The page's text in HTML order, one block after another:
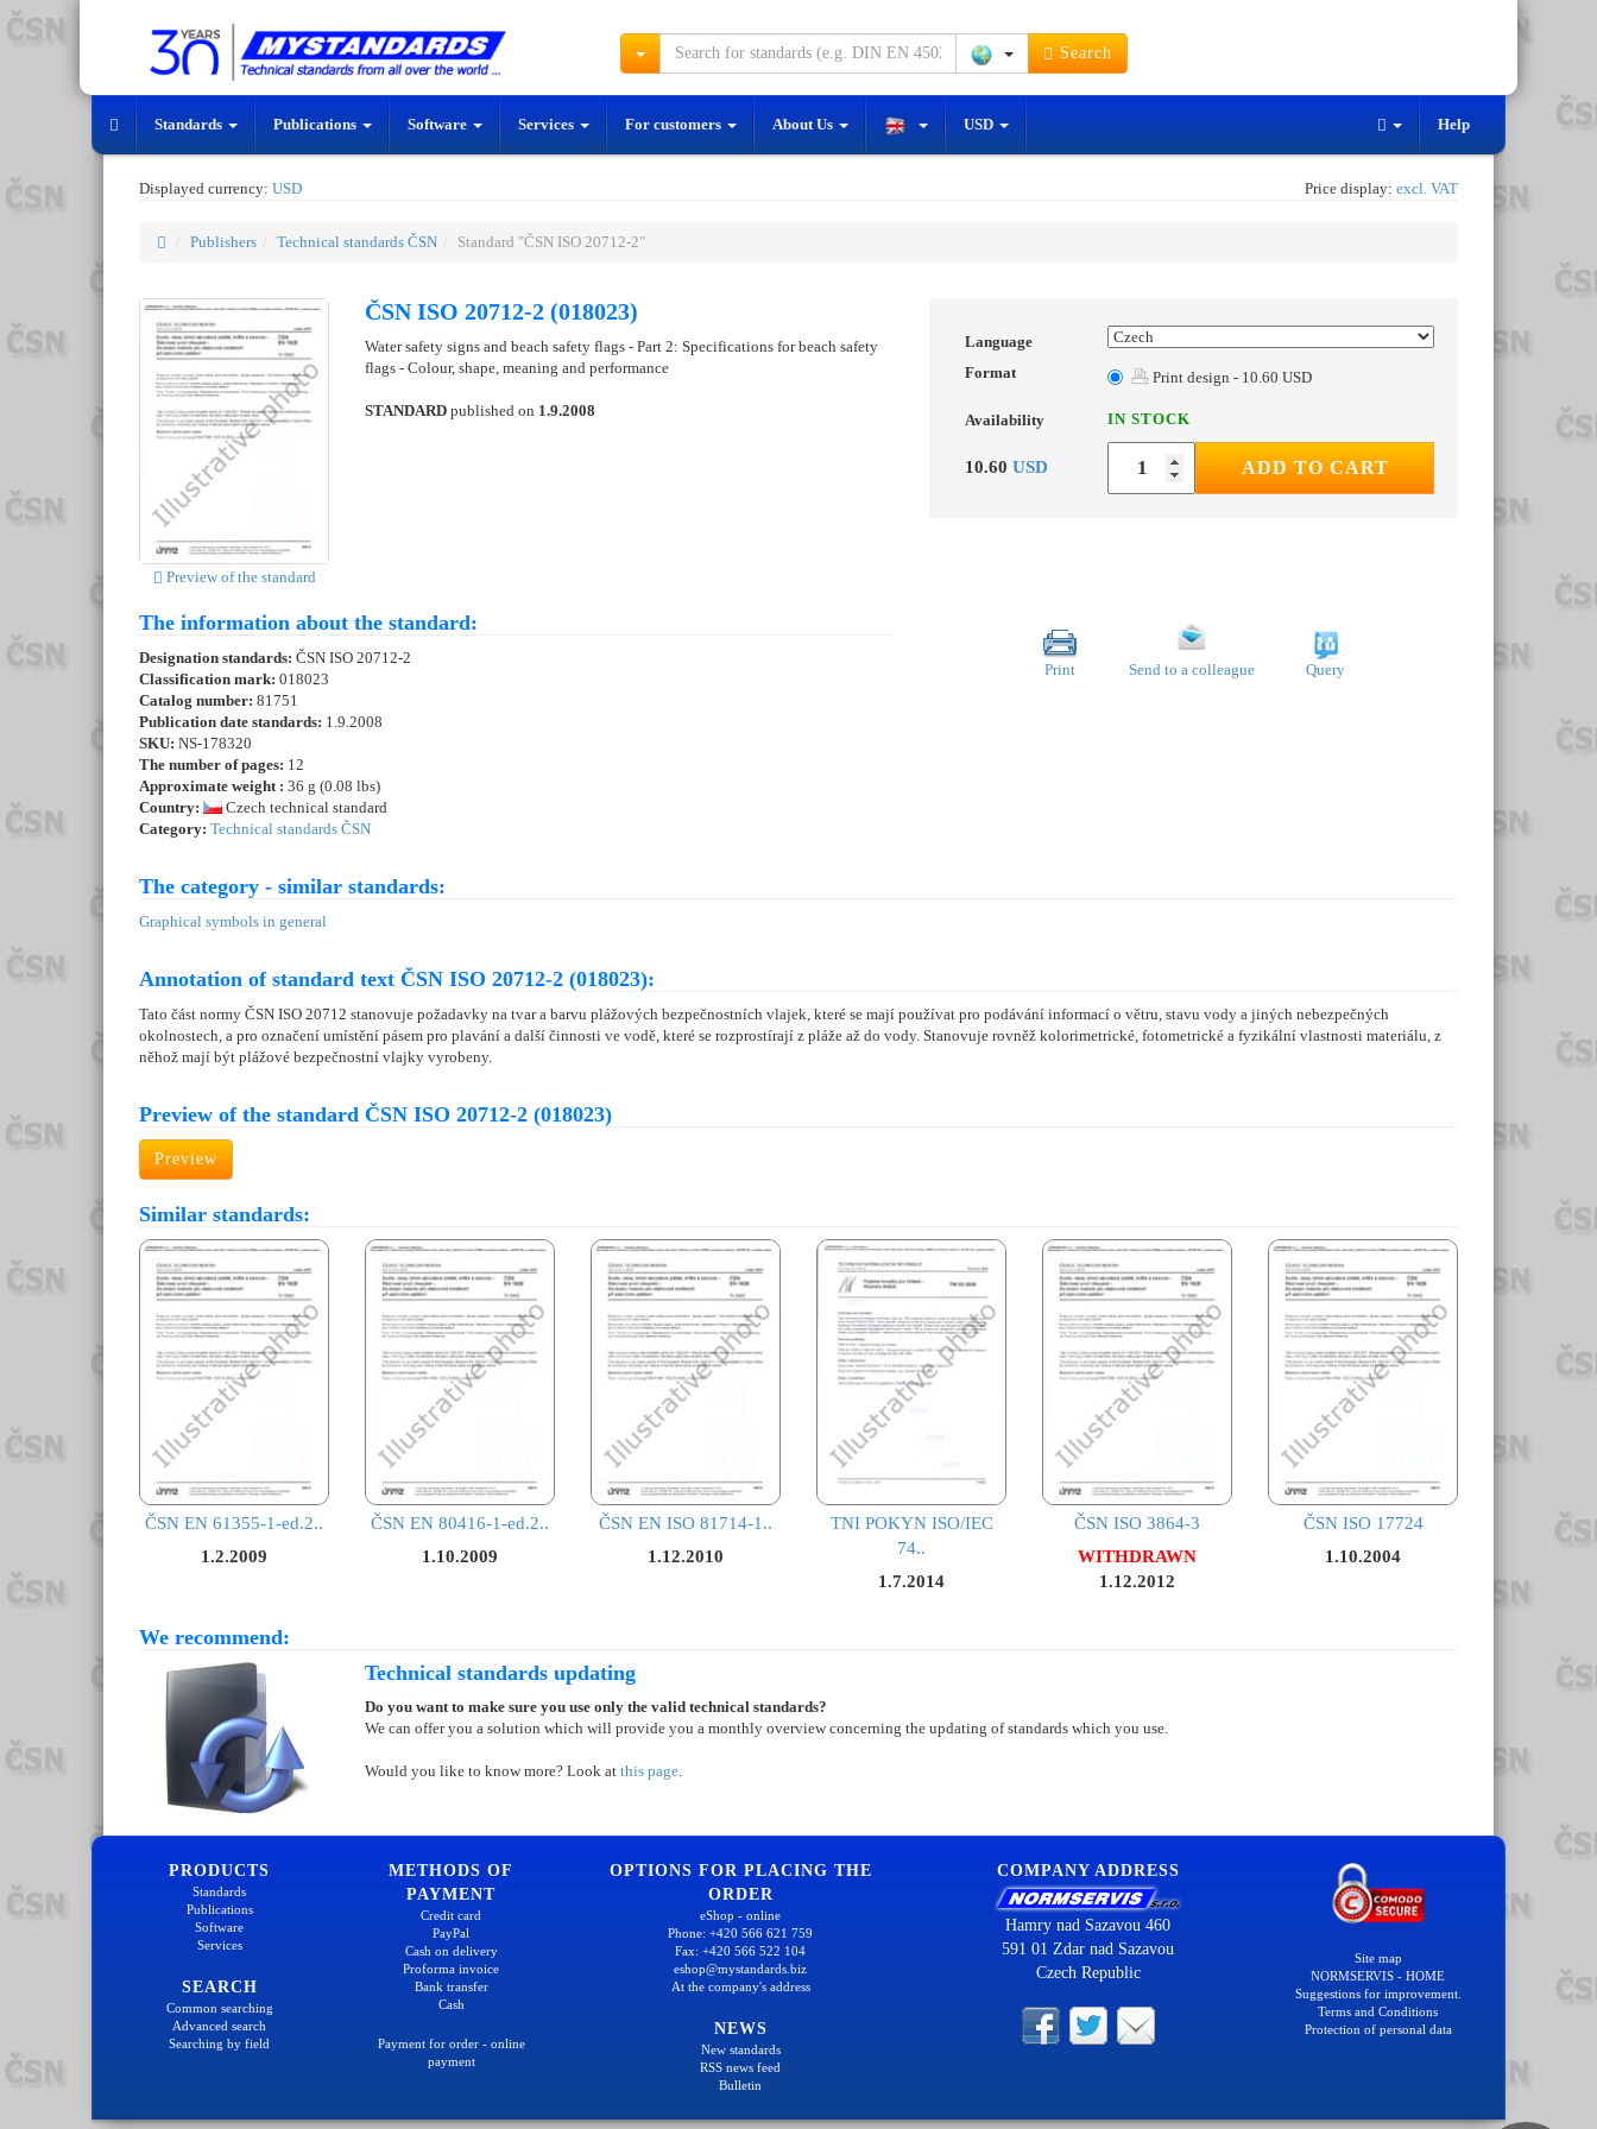
Search
Standards Publications Software Services For customers About Us USD Help
Displayed currency: USD Price display: excl. VAT
Publishers Technical standards ČSN Standard "ČSN ISO 20712-2"
Preview of the standard
ČSN ISO 20712-2 (018023)
Water safety signs and beach safety flags - Part 2: Specifications for beach safety
flags - Colour, shape, meaning and performance
STANDARD published on 1.9.2008
Language
Format
Print design - 10.60 USD
Availability IN STOCK
10.60 USD ADD TO CART
The information about the standard:
Designation standards: ČSN ISO 20712-2
Classification mark: 018023
Catalog number: 81751
Publication date standards: 1.9.2008
SKU: NS-178320
The number of pages: 12
Approximate weight : 36 g (0.08 lbs)
Country:
Czech technical standard
Category: Technical standards ČSN
Print Send to a colleague Query
The category - similar standards:
Graphical symbols in general
Annotation of standard text ČSN ISO 20712-2 (018023):
Tato část normy ČSN ISO 20712 stanovuje požadavky na tvar a barvu plážových bezpečnostních vlajek, které se mají používat pro podávání informací o větru, stavu vody a jiných nebezpečných
okolnostech, a pro označení umístění pásem pro plavání a další činnosti ve vodě, které se rozprostírají z pláže až do vody. Stanovuje rovněž kolorimetrické, fotometrické a fyzikální vlastnosti materiálu, z
něhož mají být plážové bezpečnostní vlajky vyrobeny.
Preview of the standard ČSN ISO 20712-2 (018023)
Preview
Similar standards:
ČSN EN 61355-1-ed.2..
1.2.2009
ČSN EN 80416-1-ed.2..
1.10.2009
ČSN EN ISO 81714-1..
1.12.2010
TNI POKYN ISO/IEC
74..
1.7.2014
ČSN ISO 3864-3
WITHDRAWN
1.12.2012
ČSN ISO 17724
1.10.2004
We recommend:
Technical standards updating
Do you want to make sure you use only the valid technical standards?
We can offer you a solution which will provide you a monthly overview concerning the updating of standards which you use.
Would you like to know more? Look at this page.
PRODUCTS
Standards
Publications
Software
Services
SEARCH
Common searching
Advanced search
Searching by field
METHODS OF
PAYMENT
Credit card
PayPal
Cash on delivery
Proforma invoice
Bank transfer
Cash
Payment for order - online
payment
OPTIONS FOR PLACING THE
ORDER
eShop - online
Phone: +420 566 621 759
Fax: +420 566 522 104
eshop@mystandards.biz
At the company's address
NEWS
New standards
RSS news feed
Bulletin
COMPANY ADDRESS
Hamry nad Sazavou 460
591 01 Zdar nad Sazavou
Czech Republic
Site map
NORMSERVIS - HOME
Suggestions for improvement.
Terms and Conditions
Protection of personal data